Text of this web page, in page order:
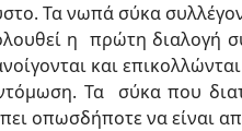
Τα νωπά σύκα
η πρώτη διαλογή
και
Τα σύκα που
οπωσδήποτε να είναι